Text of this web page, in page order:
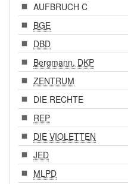
AUFBRUCH C
BGE
DBD
Bergmann, DKP
ZENTRUM
DIE RECHTE
REP
DIE VIOLETTEN
JED
MLPD